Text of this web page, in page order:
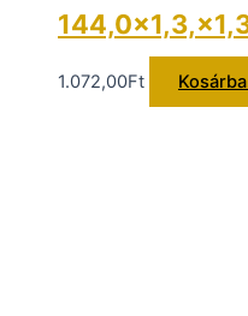
1.072,00Ft